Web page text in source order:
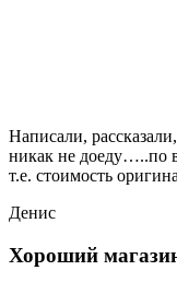
Написали,
никак не доеду…..по
т.е. стоимость
Денис
Хороший